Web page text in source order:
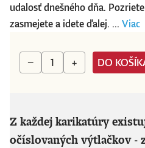
udalosť dnešného dňa.
zasmejete a idete ďalej. ... Viac
− + DO
Z každej karikatúry
očíslovaných výtlačkov -